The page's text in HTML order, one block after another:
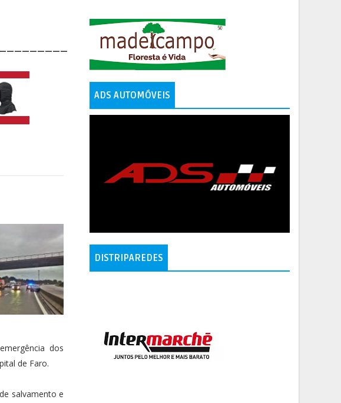
dos
de Faro.
salvamento e
ADS AUTOMÓVEIS
DISTRIPAREDES